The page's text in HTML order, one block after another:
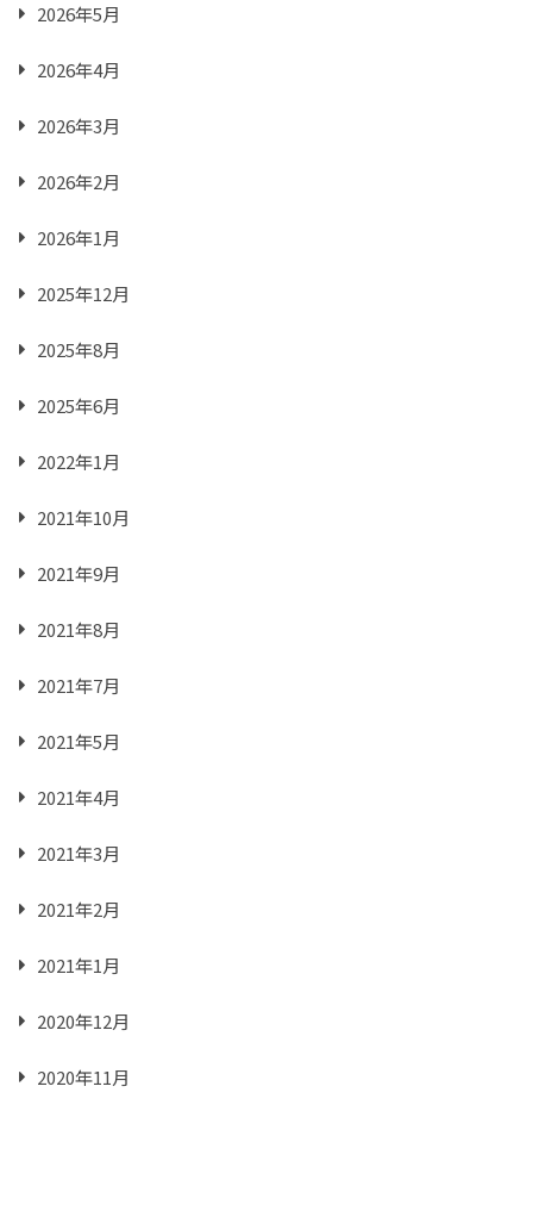
2026年5月
2026年4月
2026年3月
2026年2月
2026年1月
2025年12月
2025年8月
2025年6月
2022年1月
2021年10月
2021年9月
2021年8月
2021年7月
2021年5月
2021年4月
2021年3月
2021年2月
2021年1月
2020年12月
2020年11月